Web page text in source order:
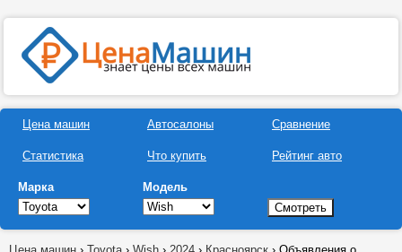
Цена машин
Статистика
Автосалоны
Что купить
Сравнение
Рейтинг авто
Марка Модель